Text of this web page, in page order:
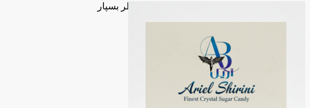
مرا به خاطر بسپار